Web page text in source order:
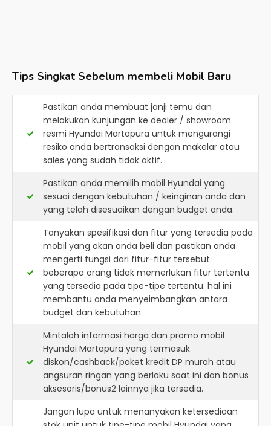
Tips Singkat Sebelum membeli Mobil Baru
Pastikan anda membuat janji temu dan
melakukan kunjungan ke dealer / showroom
resmi Hyundai Martapura untuk mengurangi
resiko anda bertransaksi dengan makelar atau
sales yang sudah tidak aktif.
Pastikan anda memilih mobil Hyundai yang
sesuai dengan kebutuhan / keinginan anda dan
yang telah disesuaikan dengan budget anda.
Tanyakan spesifikasi dan fitur yang tersedia pada
mobil yang akan anda beli dan pastikan anda
mengerti fungsi dari fitur-fitur tersebut.
beberapa orang tidak memerlukan fitur tertentu
yang tersedia pada tipe-tipe tertentu. hal ini
membantu anda menyeimbangkan antara
budget dan kebutuhan.
Mintalah informasi harga dan promo mobil
Hyundai Martapura yang termasuk
diskon/cashback/paket kredit DP murah atau
angsuran ringan yang berlaku saat ini dan bonus
aksesoris/bonus2 lainnya jika tersedia.
Jangan lupa untuk menanyakan ketersediaan